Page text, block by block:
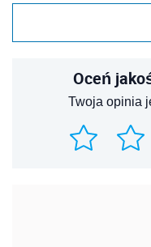
Oceń
Twoja opinia